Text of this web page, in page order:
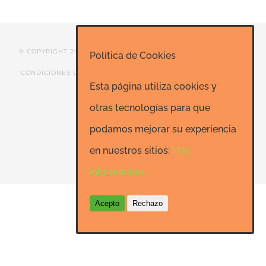
© COPYRIGHT 2020 ESCUELA DE RISOTERAPIA DE MADRID |
CONDICIONES GENERALES
24h.net
FacebookLinkedInYouTube
Política de Cookies
Esta página utiliza cookies y
otras tecnologías para que
podamos mejorar su experiencia
en nuestros sitios: Más
información.
Acepto Rechazo